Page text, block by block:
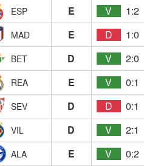
ESP E V 1:2
MAD E D
1:0
BET D V 2:0
REA E V 0:1
SEV D D
0:1
VIL D V 2:1
ALA E V
0:2